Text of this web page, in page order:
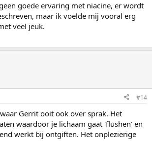
goede ervaring met niacine, er wordt
maar ik voelde mij vooral erg
veel jeuk.
#14
Gerrit ooit ook over sprak. Het
waardoor je lichaam gaat 'flushen' en
werkt bij ontgiften. Het onplezierige